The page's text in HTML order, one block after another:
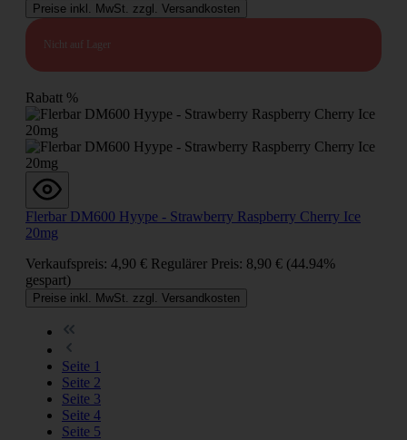
Preise inkl. MwSt. zzgl. Versandkosten
Nicht auf Lager
Rabatt %
Flerbar DM600 Hyype - Strawberry Raspberry Cherry Ice
20mg
Verkaufspreis: 4,90 € Regulärer Preis: 8,90 € (44.94%
gespart)
Preise inkl. MwSt. zzgl. Versandkosten
Seite 1
Seite 2
Seite 3
Seite 4
Seite 5